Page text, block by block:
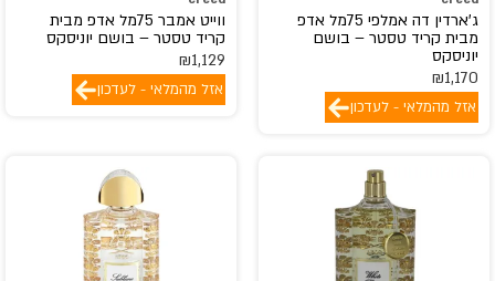
ג'ארדין דה אמלפי 75מל אדפ
מבית קריד טסטר – בושם
יוניסקס
₪1,170
אזל מהמלאי - לעדכון
ווייט אמבר 75מל אדפ מבית
קריד טסטר – בושם יוניסקס
₪1,129
אזל מהמלאי - לעדכון